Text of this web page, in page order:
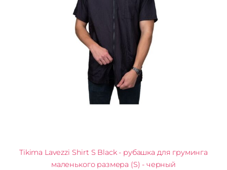
Tikima Lavezzi Shirt S Black - рубашка для груминга
маленького размера (S) - черный